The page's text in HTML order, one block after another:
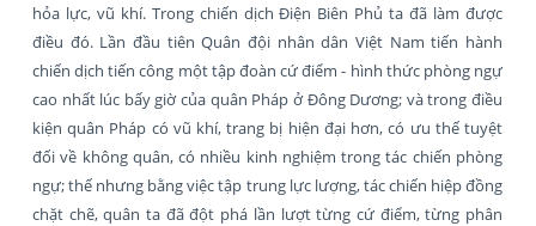
hỏa lực, vũ khí. Trong chiến dịch Điện Biên Phủ ta đã làm được
điều đó. Lần đầu tiên Quân đội nhân dân Việt Nam tiến hành
chiến dịch tiến công một tập đoàn cứ điểm - hình thức phòng ngự
cao nhất lúc bấy giờ của quân Pháp ở Đông Dương; và trong điều
kiện quân Pháp có vũ khí, trang bị hiện đại hơn, có ưu thế tuyệt
đối về không quân, có nhiều kinh nghiệm trong tác chiến phòng
ngự; thế nhưng bằng việc tập trung lực lượng, tác chiến hiệp đồng
chặt chẽ, quân ta đã đột phá lần lượt từng cứ điểm, từng phân